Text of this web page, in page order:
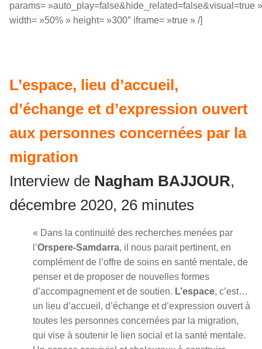
params= »auto_play=false&hide_related=false&visual=true »
width= »50% » height= »300″ iframe= »true » /]
L’espace, lieu d’accueil,
d’échange et d’expression ouvert
aux personnes concernées par la
migration
Interview de Nagham BAJJOUR,
décembre 2020, 26 minutes
« Dans la continuité des recherches menées par
l’Orspere-Samdarra, il nous parait pertinent, en
complément de l’offre de soins en santé mentale, de
penser et de proposer de nouvelles formes
d’accompagnement et de soutien. L’espace, c’est…
un lieu d’accueil, d’échange et d’expression ouvert à
toutes les personnes concernées par la migration,
qui vise à soutenir le lien social et la santé mentale.